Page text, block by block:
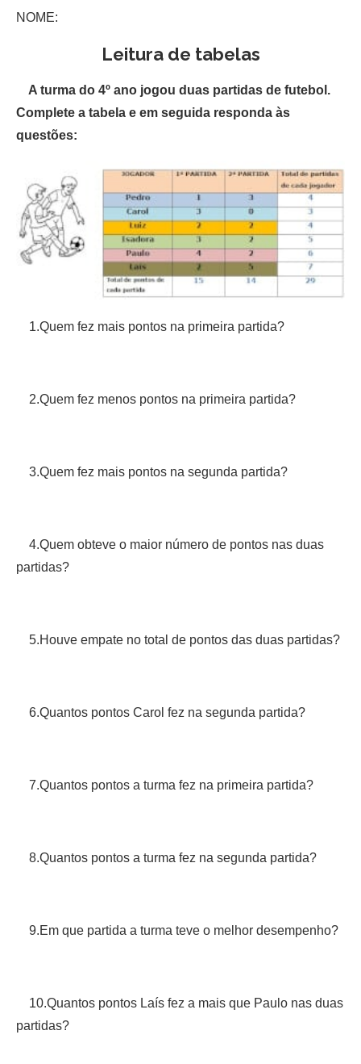
NOME:
Leitura de tabelas
A turma do 4º ano jogou duas partidas de futebol.
Complete a tabela e em seguida responda às
questões:
1.Quem fez mais pontos na primeira partida?
2.Quem fez menos pontos na primeira partida?
3.Quem fez mais pontos na segunda partida?
4.Quem obteve o maior número de pontos nas duas
partidas?
5.Houve empate no total de pontos das duas partidas?
6.Quantos pontos Carol fez na segunda partida?
7.Quantos pontos a turma fez na primeira partida?
8.Quantos pontos a turma fez na segunda partida?
9.Em que partida a turma teve o melhor desempenho?
10.Quantos pontos Laís fez a mais que Paulo nas duas
partidas?